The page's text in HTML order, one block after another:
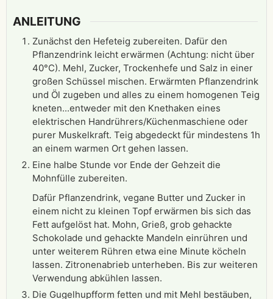
ANLEITUNG
Zunächst den Hefeteig zubereiten. Dafür den
Pflanzendrink leicht erwärmen (Achtung: nicht über
40°C). Mehl, Zucker, Trockenhefe und Salz in einer
großen Schüssel mischen. Erwärmten Pflanzendrink
und Öl zugeben und alles zu einem homogenen Teig
kneten...entweder mit den Knethaken eines
elektrischen Handrührers/Küchenmaschiene oder
purer Muskelkraft. Teig abgedeckt für mindestens 1h
an einem warmen Ort gehen lassen.
Eine halbe Stunde vor Ende der Gehzeit die
Mohnfülle zubereiten.
Dafür Pflanzendrink, vegane Butter und Zucker in
einem nicht zu kleinen Topf erwärmen bis sich das
Fett aufgelöst hat. Mohn, Grieß, grob gehackte
Schokolade und gehackte Mandeln einrühren und
unter weiterem Rühren etwa eine Minute köcheln
lassen. Zitronenabrieb unterheben. Bis zur weiteren
Verwendung abkühlen lassen.
Die Gugelhupfform fetten und mit Mehl bestäuben,